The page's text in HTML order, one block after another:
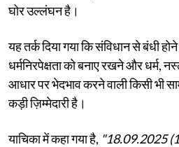
घोर उल्लंघन है।
यह तर्क दिया गया कि संविधान से बंधी
धर्मनिरपेक्षता को बनाए रखने और धर्म,
आधार पर भेदभाव करने वाली किसी भी
कड़ी ज़िम्मेदारी है।
याचिका में कहा गया है, "18.09.2025